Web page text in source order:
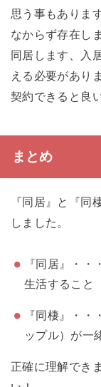
思う事もありま
なからず存在し
同居します、入
える必要があり
契約できると良
まとめ
『同居』と『同
しました。
『同居』・
生活すること
『同棲』・
ップル）が一
正確に理解でき